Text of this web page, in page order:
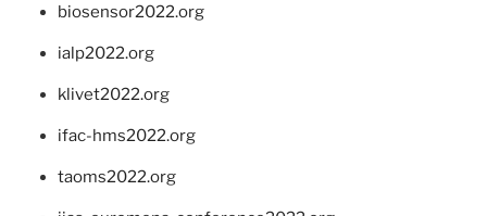
biosensor2022.org
ialp2022.org
klivet2022.org
ifac-hms2022.org
taoms2022.org